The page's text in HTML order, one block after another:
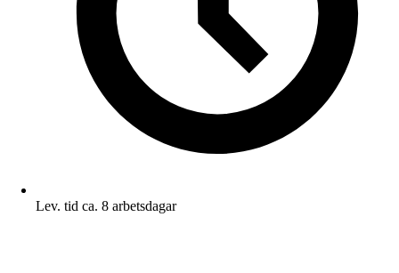
Lev. tid ca. 8 arbetsdagar